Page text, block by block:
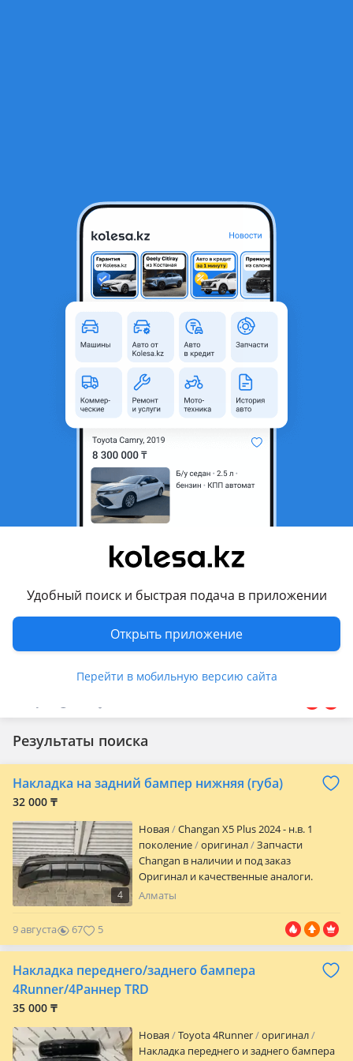
Удобный поиск и быстрая подача в приложении
Открыть приложение
Перейти в мобильную версию сайта
161 2
Решетка радиатора, декоративная накладка,
накладка бампера, задний бампер
Б/y Lexus LX 600
Запчасти LEXUS LX-600, Б/У.
Результаты поиска
Накладка на задний бампер нижняя (губа)
32 000 ₸
4
Новая
Changan X5 Plus 2024 - н.в. 1
поколение
оригинал
Запчасти
Changan в наличии и под заказ
Оригинал и качественные аналоги.
Двигатель, ходовая, тормоза, кузов,
отправка. Пишите — подберём нужную
деталь быстро и по адекватной цене.
Алматы
9 августа 67 5
Накладка переднего/заднего бампера
4Runner/4Раннер TRD
35 000 ₸
Новая Toyota 4Runner
оригинал
Накладка переднего и заднего бампера